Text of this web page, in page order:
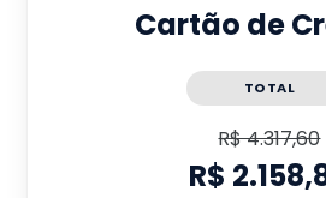
Cartão de
TOTAL
R$ 4.317,60
R$